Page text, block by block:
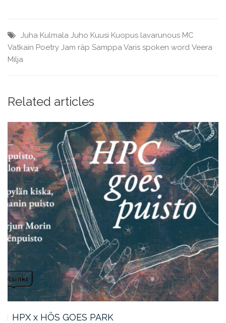
Juha Kulmala Juho Kuusi Kuopus lavarunous MC
Vatkain Poetry Jam räp Samppa Varis spoken word Veera
Milja
Related articles
HPX x HÖS GOES PARK